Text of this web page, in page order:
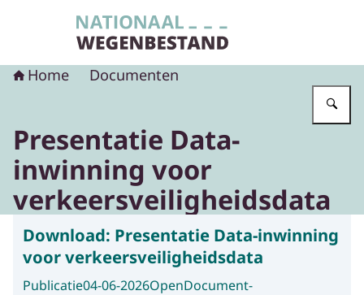
Home Documenten
Presentatie Data-
inwinning voor
verkeersveiligheidsdata
Download: Presentatie Data-inwinning
voor verkeersveiligheidsdata
Publicatie04-06-2026OpenDocument-